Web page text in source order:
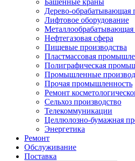
Башенные краны
Дерево-обрабатывающая
Лифтовое оборудование
Нефтегазовая сфера
Пищевые производства
Пластмассовая
Полиграфическая
Промышленные
Прочая промышленность
Ремонт
Сельхоз производство
Телекоммуникации
Целлюлозно-бумажная
Энергетика
Ремонт
Обслуживание
Поставка